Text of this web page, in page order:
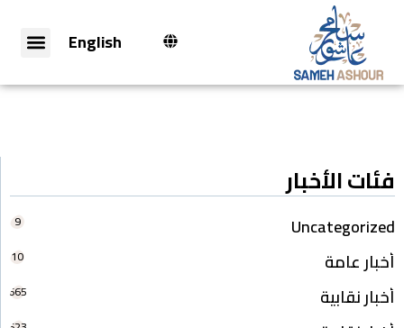
English
فئات الأخبار
Uncategorized
9
أخبار عامة 10
أخبار نقابية 665